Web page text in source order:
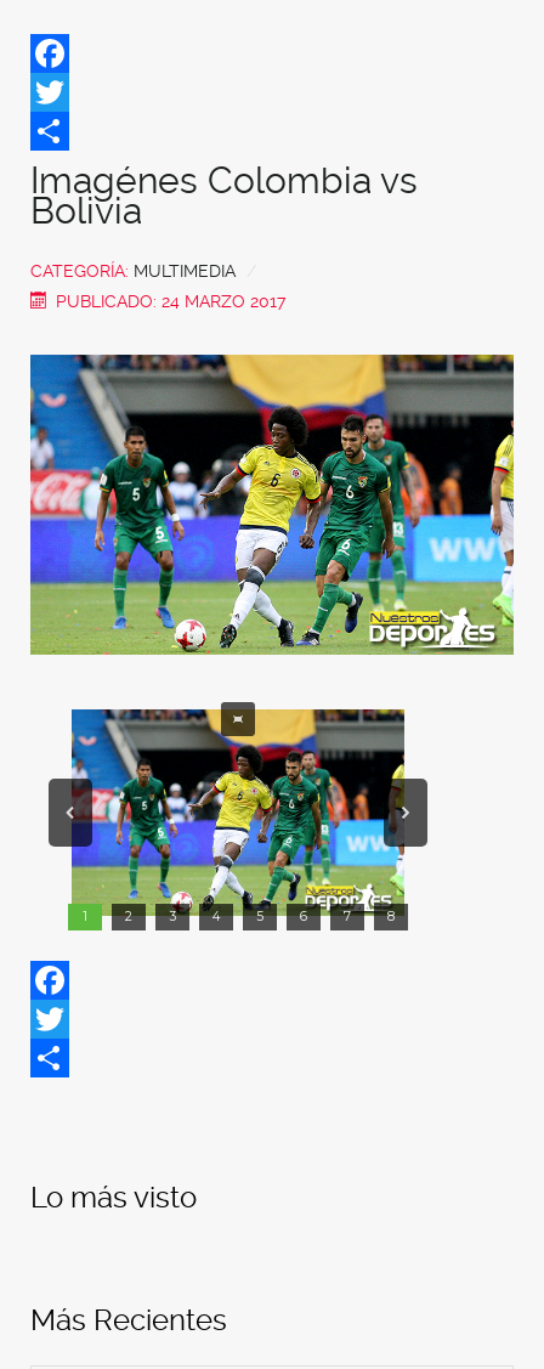
Facebook
Twitter
Share
Imagénes Colombia vs
Bolivia
CATEGORÍA: MULTIMEDIA
PUBLICADO: 24 MARZO 2017
1 2 3 4 5 6 7 8
Facebook
Twitter
Lo más visto
Más Recientes